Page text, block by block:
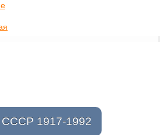
СССР 1917-1992